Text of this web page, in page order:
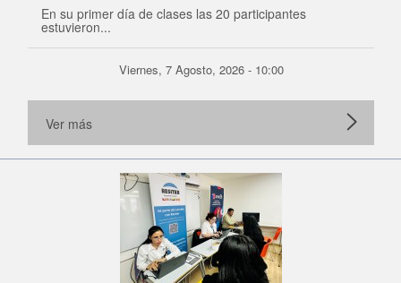
En su primer día de clases las 20 participantes
estuvieron...
Viernes, 7 Agosto, 2026 - 10:00
Ver más